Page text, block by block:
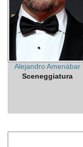
Alejandro Amenábar
Sceneggiatura